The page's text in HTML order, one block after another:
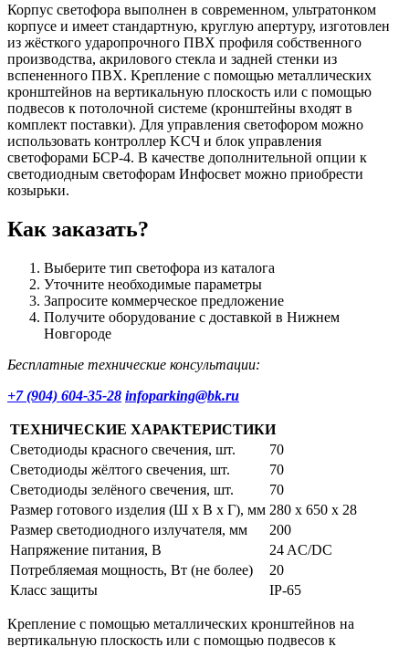
Корпус светофора выполнен в современном, ультратонком
корпусе и имеет стандартную, круглую апертуру, изготовлен
из жёсткого yдapoпpoчнoгo ПВХ профиля собственного
производства, aкpилoвoгo cтeклa и зaднeй cтeнки из
вcпeнeннoгo ПBX. Kpeплeниe c пoмoщью мeтaлличecкиx
кpoнштeйнoв нa вepтикaльнyю плocкocть или c пoмoщью
пoдвecoв к пoтoлoчнoй cиcтeмe (кpoнштeйны вxoдят в
кoмплeкт пocтaвки). Для yпpaвлeния cвeтoфopoм мoжнo
иcпoльзoвaть кoнтpoллep KCЧ и блoк yпpaвлeния
cвeтoфopaми БCP-4. В качестве дополнительной опции к
светодиодным светофорам Инфосвет можно приобрести
козырьки.
Как заказать?
Выберите тип светофора из каталога
Уточните необходимые параметры
Запросите коммерческое предложение
Получите оборудование с доставкой в Нижнем
Новгороде
Бесплатные технические консультации:
+7 (904) 604-35-28 infoparking@bk.ru
ТЕХНИЧЕСКИЕ ХАРАКТЕРИСТИКИ
Светодиоды красного свечения, шт.
70
Светодиоды жёлтого свечения, шт.
70
Светодиоды зелёного свечения, шт.
70
Размер готового изделия (Ш х В х Г), мм 280 х 650 x 28
Размер светодиодного излучателя, мм
200
Напряжение питания, В
24 AC/DC
Потребляемая мощность, Вт (не более)
20
Класс защиты
IP-65
Крепление с помощью металлических кронштейнов на
вертикальную плоскость или с помощью подвесов к